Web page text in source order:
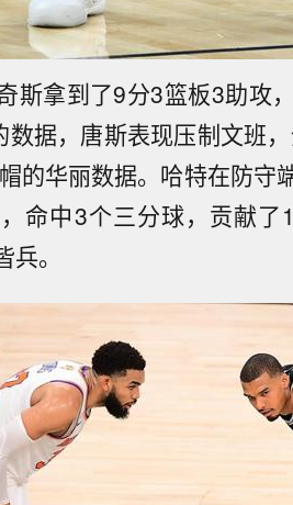
斯拿到了9分3篮板3助攻
据，唐斯表现压制文班
的华丽数据。哈特在防守
命中3个三分球，贡献
。